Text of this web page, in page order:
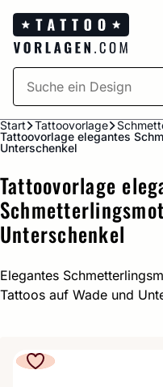
Zum
Inhalt
springen
Start Tattoovorlage
Tattoovorlage elegantes
Unterschenkel
Tattoovorlage
Unterschenkel
Elegantes
Tattoos auf Wade und